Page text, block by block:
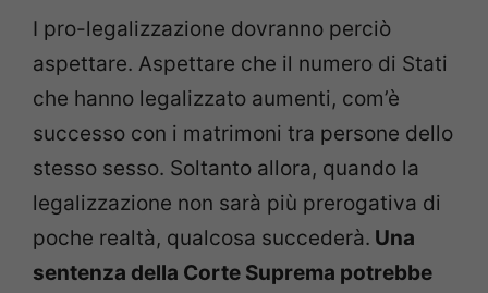
I pro-legalizzazione dovranno perciò
aspettare. Aspettare che il numero di Stati
che hanno legalizzato aumenti, com’è
successo con i matrimoni tra persone dello
stesso sesso. Soltanto allora, quando la
legalizzazione non sarà più prerogativa di
poche realtà, qualcosa succederà. Una
sentenza della Corte Suprema potrebbe